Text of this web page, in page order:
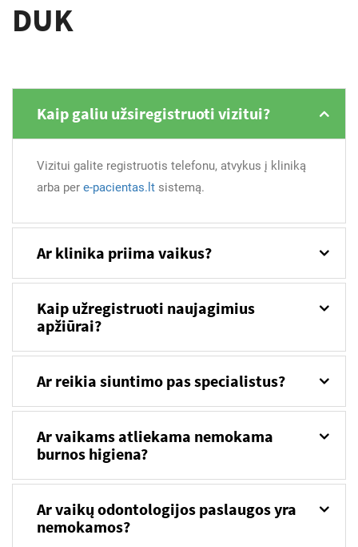
DUK
Kaip galiu užsiregistruoti vizitui?
Vizitui galite registruotis telefonu, atvykus į kliniką
arba per e-pacientas.lt sistemą.
Ar klinika priima vaikus?
Kaip užregistruoti naujagimius
apžiūrai?
Ar reikia siuntimo pas specialistus?
Ar vaikams atliekama nemokama
burnos higiena?
Ar vaikų odontologijos paslaugos yra
nemokamos?